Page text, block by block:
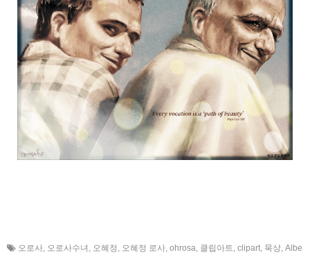
오로사, 오로사수녀 , 오혜정 , 오혜정 로사, ohrosa, 클립아트, clipart, 묵상, Albe